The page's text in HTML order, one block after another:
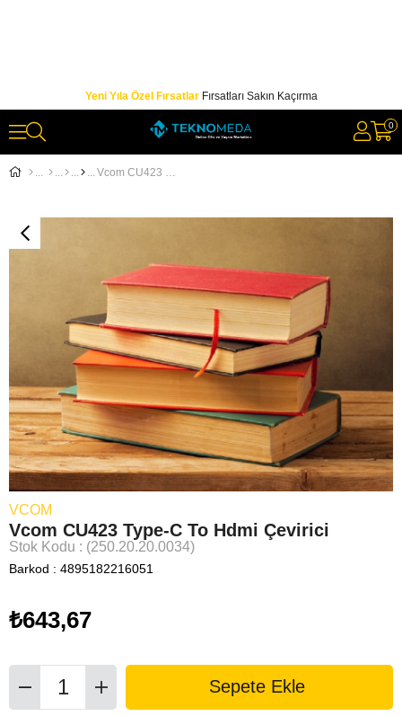
Yeni Yıla Özel FırsatlarFırsatları Sakın Kaçırma
0
Vcom CU423 Type-C To Hdmi Çevirici
VCOM
Vcom CU423 Type-C To Hdmi Çevirici
Stok Kodu (250.20.20.0034)
Barkod : 4895182216051
₺643,67